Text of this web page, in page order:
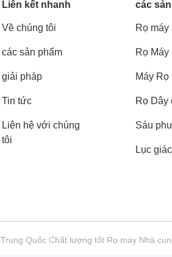
Liên kết nhanh
Về chúng tôi
các sản phẩm
giải pháp
Tin tức
Liên hệ với chúng
tôi
các
Rọ máy
Rọ
Máy Rọ
Rọ Dây
Sáu
Lục
Trung Quốc Chất lượng tốt Rọ máy Nhà